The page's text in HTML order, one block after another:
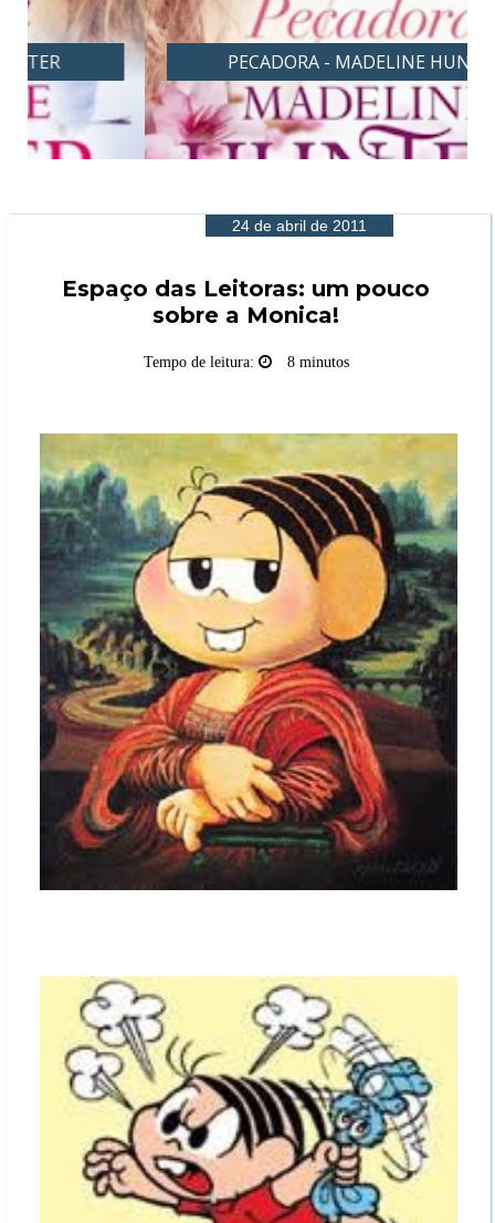
PECADORA - MADELINE HUNTER
24 de abril de 2011
Espaço das Leitoras: um pouco
sobre a Monica!
Tempo de leitura: 8 minutos